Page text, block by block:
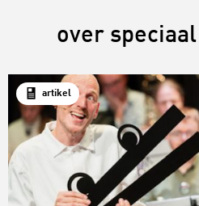
over
artikel